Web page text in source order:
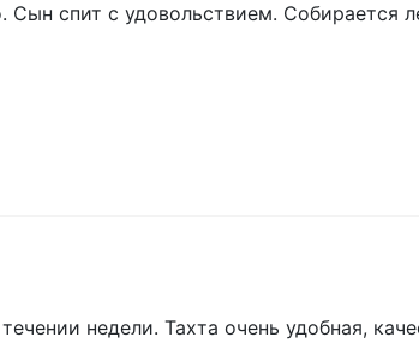
Сын спит с удовольствием. Собирается
недели. Тахта очень удобная,